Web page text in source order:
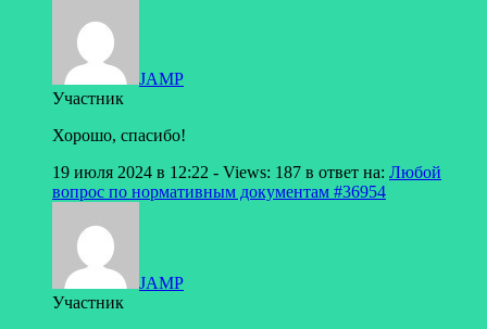
JAMP
Участник
Хорошо, спасибо!
19 июля 2024 в 12:22 - Views: 187 в ответ на: Любой
вопрос по нормативным документам #36954
JAMP
Участник